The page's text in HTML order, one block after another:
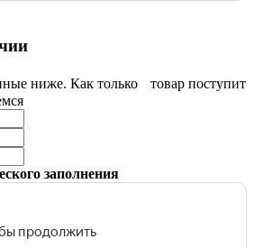
ниже. Как только товар поступит
заполнения